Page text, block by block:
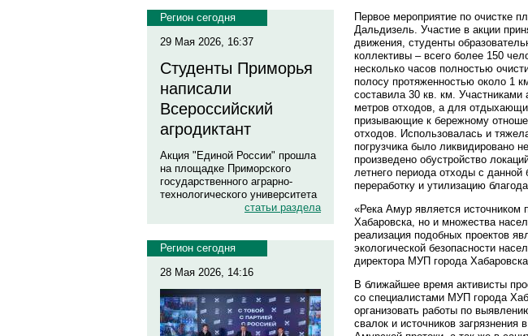
Регион сегодня
29 Мая 2026, 16:37
Студенты Приморья
написали
Всероссийский
агродиктант
Акция "Единой России" прошла
на площадке Приморского
государственного аграрно-
технологического университета
статьи раздела
Регион сегодня
28 Мая 2026, 14:16
Первое мероприятие по очистке
Дальдизель. Участие в акции
движения, студенты
коллективы – всего более 150
несколько часов полностью
полосу протяженностью около 1
составила 30 кв. км. Участниками
метров отходов, а для
призывающие к бережному
отходов. Использовалась и
погрузчика было ликвидировано
произведено обустройство
летнего периода отходы с данной
переработку и утилизацию
«Река Амур является источником
Хабаровска, но и множества
реализация подобных проектов
экологической безопасности
директора МУП города
В ближайшее время активисты
со специалистами МУП города
организовать работы по
свалок и источников